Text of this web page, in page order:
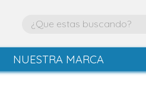
NUESTRA MARCA